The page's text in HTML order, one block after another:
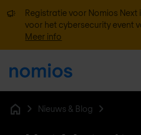
Registratie voor Nomios Next
voor het cybersecurity event
Meer info
Nieuws & Blog